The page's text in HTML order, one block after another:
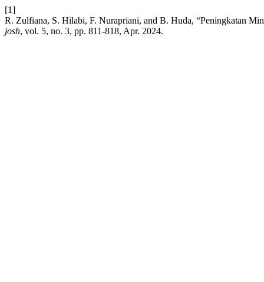
[1]
R. Zulfiana, S. Hilabi, F. Nurapriani, and B. Huda, “Peningkatan
josh, vol. 5, no. 3, pp. 811-818, Apr. 2024.